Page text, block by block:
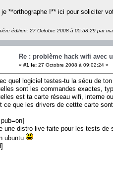
je **orthographe !** ici pour soliciter
édition: 27 Octobre 2008 à 05:58:29 par
Re : problème hack wifi avec
« #1 le: 27 Octobre 2008 à 09:02:24 »
quel logiciel testes-tu la sécu de
sont les commandes exactes,
est ta carte réseau wifi, interne
ce que les drivers de cettte carte
une distro live faite pour les tests de
ubuntu